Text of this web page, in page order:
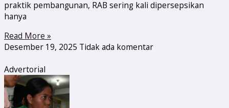
praktik pembangunan, RAB sering kali dipersepsikan
hanya
Read More »
Desember 19, 2025 Tidak ada komentar
Advertorial